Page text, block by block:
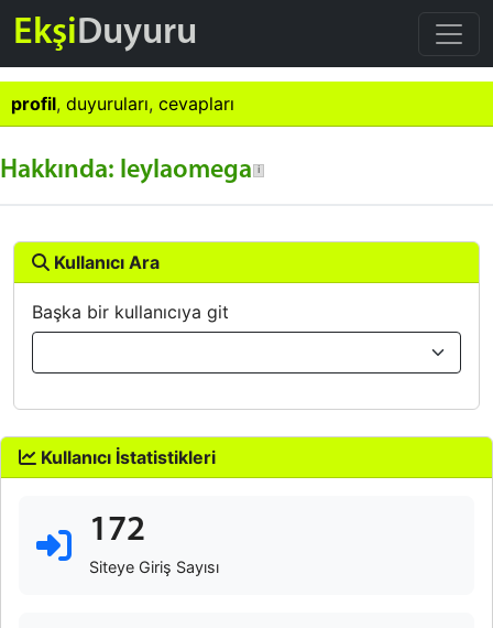
EkşiDuyuru
profil, duyuruları, cevapları
Hakkında: leylaomega
Kullanıcı Ara
Başka bir kullanıcıya git
Kullanıcı İstatistikleri
172
Siteye Giriş Sayısı